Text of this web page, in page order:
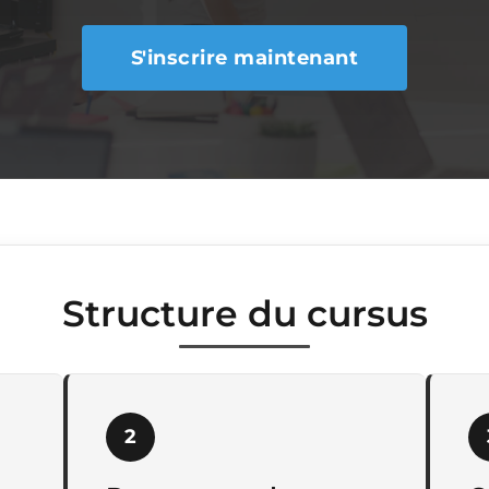
S'inscrire maintenant
Structure du cursus
2